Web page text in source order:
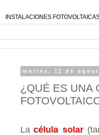
INSTALACIONES
martes, 11 de
¿QUÉ ES UNA
La célula solar